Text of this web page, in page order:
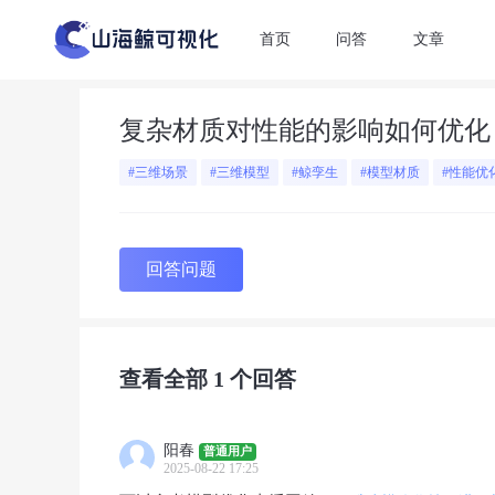
首页 问答 文章
复杂材质对性能的影响如何优化
#三维场景 #三维模型 #鲸孪生 #模型材质 #性能优
回答问题
查看全部 1 个回答
阳春 普通用户
2025-08-22 17:25